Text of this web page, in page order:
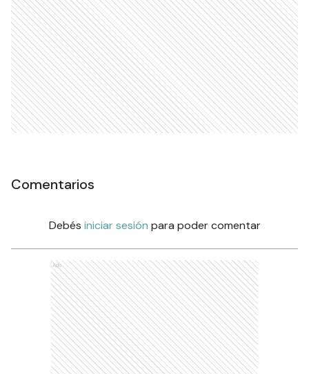
Comentarios
Debés iniciar sesión para poder comentar
Ads